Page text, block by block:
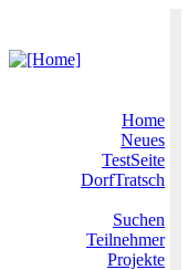
Home
Neues
TestSeite
DorfTratsch
Suchen
Teilnehmer
Projekte